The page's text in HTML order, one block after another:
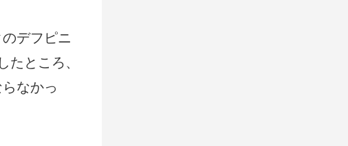
デフピニ
ところ、
なかっ